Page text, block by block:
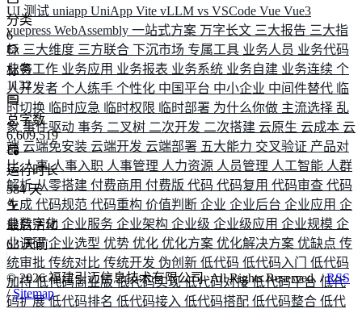
UI 测试 uniapp UniApp Vite vLLM vs VSCode Vue Vue3
vuepress WebAssembly 一站式方案 万字长文 三大报告 三大指
标 三大维度 三方联合 下沉市场 专属工具 业务人员 业务代码
业务工作 业务应用 业务报表 业务系统 业务自建 业务连续 个
人开发者 个人练手 个性化 中国平台 中小企业 中间件替代 临
时切换 临时应急 临时权限 临时部署 为什么你做 主流选择 乱
象 事件驱动 事务 二叉树 二次开发 二次搭建 云原生 云成本 云
端 云端免安装 云端开发 云端部署 五大能力 交叉验证 产品对
比人事人事入职 人事管理 人力资源 人员管理 人工智能 人群
解析从零搭建 付费商用 付费版 代码 代码复用 代码审查 代码
生成 代码规范 代码重构 价值判断 企业 企业后台 企业应用 企
业数字化 企业服务 企业架构 企业级 企业级应用 企业规模 企
业调研企业选型 优势 优化 优化方案 优化解决方案 优缺点 传
统审批 传统对比 传统开发 伪创新 低代码 低代码入门 低代码
加持低代码商业版低代码实现低代码对接低代码平台 低代
码扩展低代码排名 低代码接入 低代码搭配 低代码整合 低代
分类
6
标签
1132
总字数
6,609,519
运行时长
584 天
最后活动
63 天前
©2026福建引迈信息技术有限公司. All Rights Reserved. /RSS
/Sitemap